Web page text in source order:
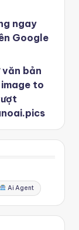
ngay
Google
bản
to
Ai Agent